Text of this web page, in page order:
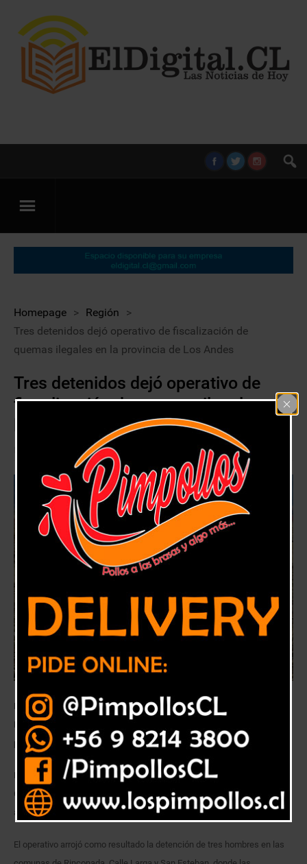
Homepage > Región
>
Tres detenidos dejó operativo de fiscalización de
quemas ilegales en la provincia de Los Andes
Tres detenidos dejó operativo de
fiscalización de quemas ilegales en
la provincia de Los Andes
Región
Personal de Conaf y Carabineros detectaron faenas ilícitas en
Rinconada, Calle Larga y San Esteban. Los antecedentes del
procedimiento fueron puestos a disposición de la Fiscalía.
Funcionarios de la Corporación Nacional Forestal (Conaf) y el OS5 de
Carabineros fiscalizaron la ejecución de quemas ilegales de desechos
agrícolas y forestales en la provincia de Los Andes.
El operativo arrojó como resultado la detención de tres hombres en las